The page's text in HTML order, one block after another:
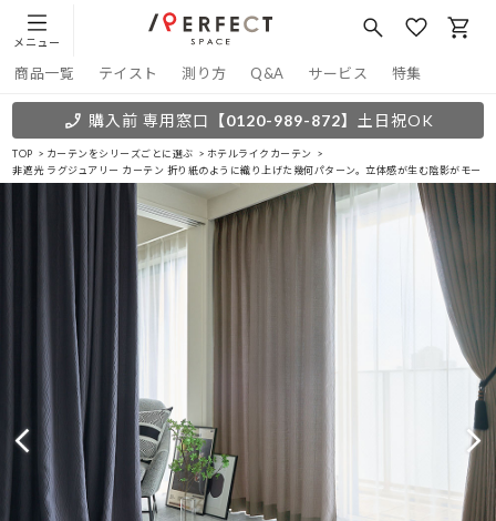
メニュー
商品一覧 テイスト 測り方 Q&A サービス 特集
購入前 専用窓口 【0120-989-872】 土日祝OK
TOP カーテンをシリーズごとに選ぶ
ホテルライクカーテン
非遮光 ラグジュアリー カーテン 折り紙のように織り上げた幾何パターン。立体感が生む陰影がモー